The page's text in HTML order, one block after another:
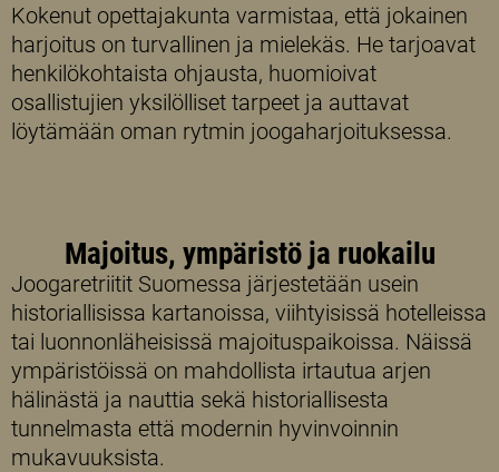
Kokenut opettajakunta varmistaa, että jokainen
harjoitus on turvallinen ja mielekäs. He tarjoavat
henkilökohtaista ohjausta, huomioivat
osallistujien yksilölliset tarpeet ja auttavat
löytämään oman rytmin joogaharjoituksessa.
Majoitus, ympäristö ja ruokailu
Joogaretriitit Suomessa järjestetään usein
historiallisissa kartanoissa, viihtyisissä hotelleissa
tai luonnonläheisissä majoituspaikoissa. Näissä
ympäristöissä on mahdollista irtautua arjen
hälinästä ja nauttia sekä historiallisesta
tunnelmasta että modernin hyvinvoinnin
mukavuuksista.